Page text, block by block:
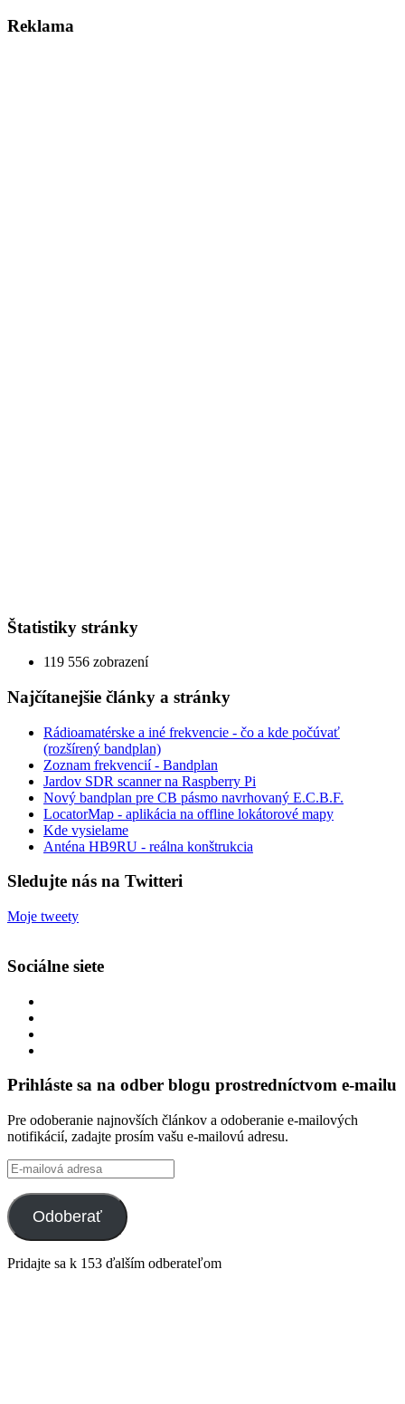
Reklama
Štatistiky stránky
119 556 zobrazení
Najčítanejšie články a stránky
Rádioamatérske a iné frekvencie - čo a kde počúvať
(rozšírený bandplan)
Zoznam frekvencií - Bandplan
Jardov SDR scanner na Raspberry Pi
Nový bandplan pre CB pásmo navrhovaný E.C.B.F.
LocatorMap - aplikácia na offline lokátorové mapy
Kde vysielame
Anténa HB9RU - reálna konštrukcia
Sledujte nás na Twitteri
Moje tweety
Sociálne siete
Twitter
na
tekkoooo
YouTube
Prihláste sa na odber blogu prostredníctvom e-mailu
Pre odoberanie najnovších článkov a odoberanie e-mailových
notifikácií, zadajte prosím vašu e-mailovú adresu.
E-
mailová
adresa
Odoberať
Pridajte sa k 153 ďalším odberateľom